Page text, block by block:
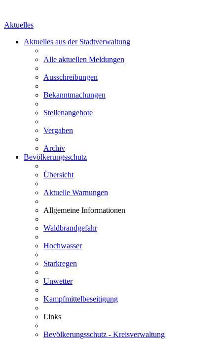
Aktuelles
Aktuelles aus der Stadtverwaltung
Alle aktuellen Meldungen
Ausschreibungen
Bekanntmachungen
Stellenangebote
Vergaben
Archiv
Bevölkerungsschutz
Übersicht
Aktuelle Warnungen
Allgemeine Informationen
Waldbrandgefahr
Hochwasser
Starkregen
Unwetter
Kampfmittelbeseitigung
Links
Bevölkerungsschutz - Kreisverwaltung